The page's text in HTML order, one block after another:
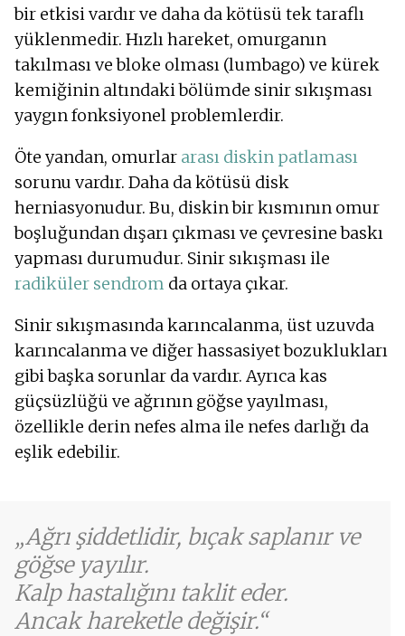
bir etkisi vardır ve daha da kötüsü tek taraflı
yüklenmedir. Hızlı hareket, omurganın
takılması ve bloke olması (lumbago) ve kürek
kemiğinin altındaki bölümde sinir sıkışması
yaygın fonksiyonel problemlerdir.
Öte yandan, omurlar arası diskin patlaması
sorunu vardır. Daha da kötüsü disk
herniasyonudur. Bu, diskin bir kısmının omur
boşluğundan dışarı çıkması ve çevresine baskı
yapması durumudur. Sinir sıkışması ile
radiküler sendrom da ortaya çıkar.
Sinir sıkışmasında karıncalanma, üst uzuvda
karıncalanma ve diğer hassasiyet bozuklukları
gibi başka sorunlar da vardır. Ayrıca kas
güçsüzlüğü ve ağrının göğse yayılması,
özellikle derin nefes alma ile nefes darlığı da
eşlik edebilir.
Ağrı şiddetlidir, bıçak saplanır ve
göğse yayılır.
Kalp hastalığını taklit eder.
Ancak hareketle değişir.